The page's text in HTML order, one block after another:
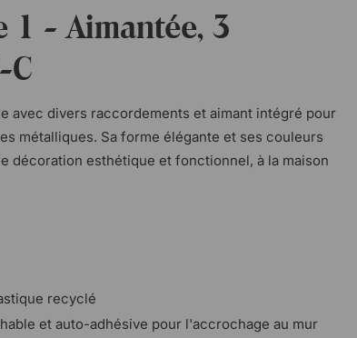
1 - Aimantée, 3
C
avec divers raccordements et aimant intégré pour
métalliques. Sa forme élégante et ses couleurs
décoration esthétique et fonctionnel, à la maison
recyclé
et auto-adhésive pour l'accrochage au mur